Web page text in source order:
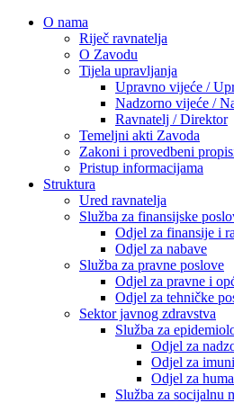
O nama
Riječ ravnatelja
O Zavodu
Tijela upravljanja
Upravno vijeće /
Nadzorno vijeće /
Ravnatelj / Direktor
Temeljni akti Zavoda
Zakoni i provedbeni
Pristup informacijama
Struktura
Ured ravnatelja
Služba za finansijske
Odjel za finansije i
Odjel za nabave
Služba za pravne poslove
Odjel za pravne i
Odjel za tehničke
Sektor javnog zdravstva
Služba za
Odjel za
Odjel za
Odjel za
Služba za socijalnu